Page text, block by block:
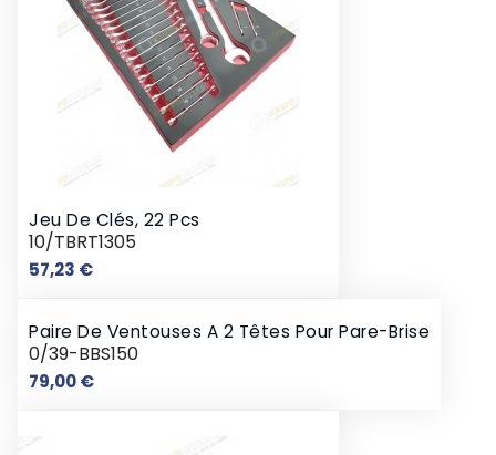
Jeu De Clés, 22 Pcs
10/TBRT1305
57,23 €Prix
Paire De Ventouses A 2 Têtes Pour Pare-Brise
0/39-BBS150
79,00 €Prix